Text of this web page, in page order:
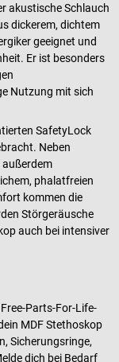
akustische Schlauch
dickerem, dichtem
geeignet und
Er ist besonders
Nutzung mit sich
SafetyLock
Neben
phalatfreien
kommen die
Störgeräusche
auch bei intensiver
Parts-For-Life-
MDF Stethoskop
Sicherungsringe,
dich bei Bedarf